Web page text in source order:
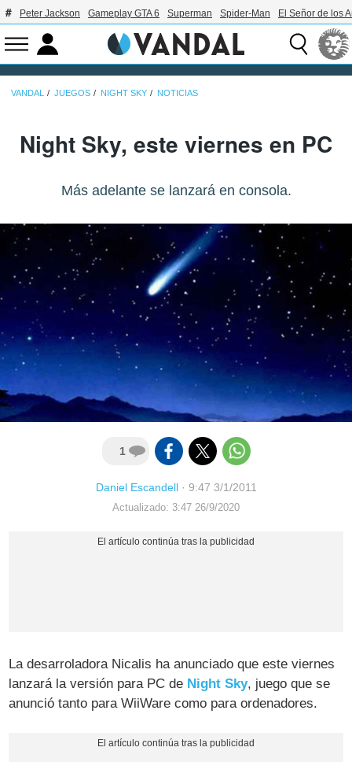
Peter Jackson Gameplay GTA 6 Superman Spider-Man El Señor de los
VANDAL JUEGOS NIGHT SKY NOTICIAS
Night Sky, este viernes en PC
Más adelante se lanzará en consola.
1
Daniel Escandell· 9:47 3/1/2011
Actualizado: 3:47 26/9/2020
La desarroladora Nicalis ha anunciado que este viernes
lanzará la versión para PC de Night Sky, juego que se
anunció tanto para WiiWare como para ordenadores.